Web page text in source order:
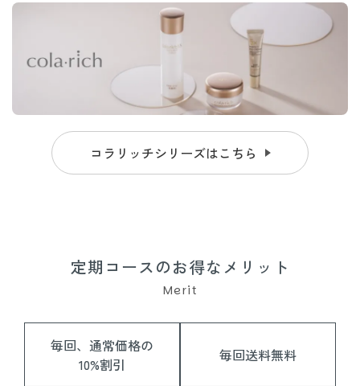
コラリッチシリーズはこちら
定期コースのお得なメリット
Merit
毎回、通常価格の
10%割引
毎回送料無料